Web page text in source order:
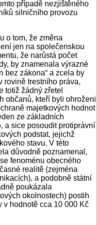
případě nezjištěného
silničního provozu
o tom, že změna
jen na společenskou
že narůstá počet
by znamenala výrazné
bez zákona“ a zcela by
rovině trestního práva,
totiž žádný zřetel
občanů, kteří byli ohroženi
majetkových hodnot
ze základních
a sice posoudit protiprávní
podstat, jejichž
stavu. V této
důvodně poznamenal,
fenoménu obecného
realitě (zejména
a podobně státní
poukázala
okolnostech) postih
v hodnotě cca 10 000 Kč